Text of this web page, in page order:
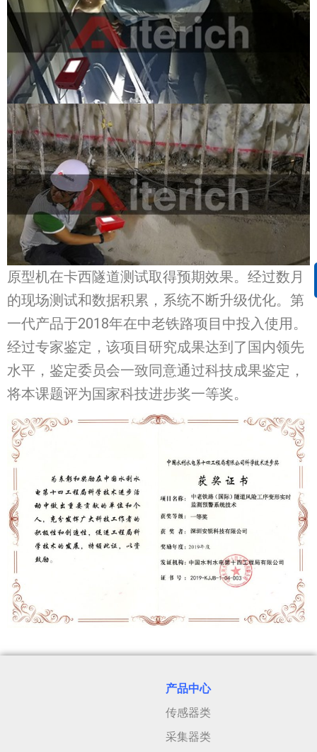
原型机在卡西隧道测试取得预期效果。经过数月
的现场测试和数据积累，系统不断升级优化。第
一代产品于2018年在中老铁路项目中投入使用。
经过专家鉴定，该项目研究成果达到了国内领先
水平，鉴定委员会一致同意通过科技成果鉴定，
将本课题评为国家科技进步奖一等奖。
产品中心
传感器类
采集器类